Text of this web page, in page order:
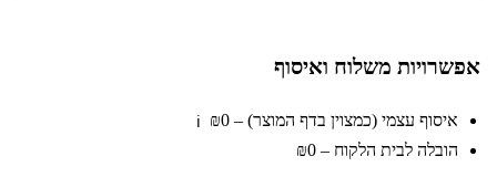
אפשרויות משלוח ואיסוף
איסוף עצמי (כמצוין בדף המוצר) – ₪0 ℹ️
הובלה לבית הלקוח – ₪0